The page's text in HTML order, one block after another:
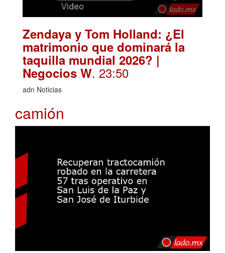
Zendaya y Tom Holland: ¿El
matrimonio que dominará la
taquilla mundial 2026? |
Negocios W. 23:50
adn Noticias
camión